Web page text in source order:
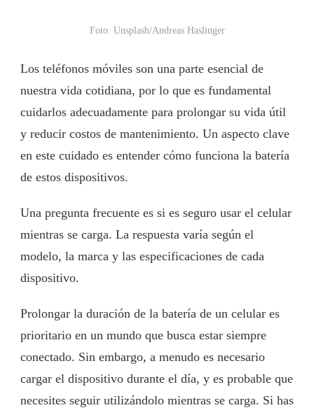
Foto: Unsplash/Andreas Haslinger
Los teléfonos móviles son una parte esencial de
nuestra vida cotidiana, por lo que es fundamental
cuidarlos adecuadamente para prolongar su vida útil
y reducir costos de mantenimiento. Un aspecto clave
en este cuidado es entender cómo funciona la batería
de estos dispositivos.
Una pregunta frecuente es si es seguro usar el celular
mientras se carga. La respuesta varía según el
modelo, la marca y las especificaciones de cada
dispositivo.
Prolongar la duración de la batería de un celular es
prioritario en un mundo que busca estar siempre
conectado. Sin embargo, a menudo es necesario
cargar el dispositivo durante el día, y es probable que
necesites seguir utilizándolo mientras se carga. Si has